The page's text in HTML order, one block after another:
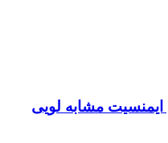
ایمنسیت مشابه لویی